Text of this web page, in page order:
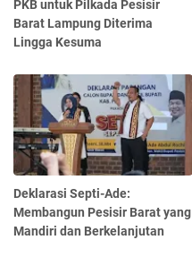
PKB untuk Pilkada Pesisir
Barat Lampung Diterima
Lingga Kesuma
Deklarasi Septi-Ade:
Membangun Pesisir Barat yang
Mandiri dan Berkelanjutan